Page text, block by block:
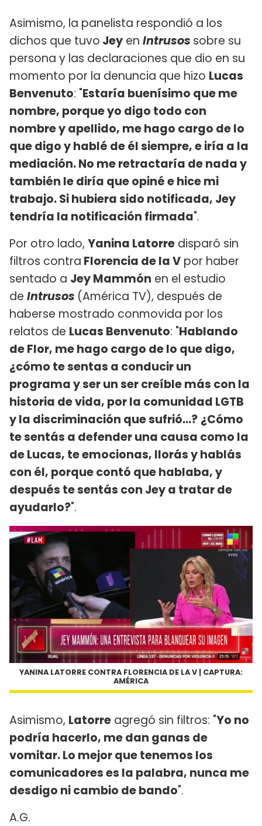
Asimismo, la panelista respondió a los
dichos que tuvo Jey en Intrusos sobre su
persona y las declaraciones que dio en su
momento por la denuncia que hizo Lucas
Benvenuto: "Estaría buenísimo que me
nombre, porque yo digo todo con
nombre y apellido, me hago cargo de lo
que digo y hablé de él siempre, e iría a la
mediación. No me retractaría de nada y
también le diría que opiné e hice mi
trabajo. Si hubiera sido notificada, Jey
tendría la notificación firmada".
Por otro lado, Yanina Latorre disparó sin
filtros contra Florencia de la V por haber
sentado a Jey Mammón en el estudio
de Intrusos (América TV), después de
haberse mostrado conmovida por los
relatos de Lucas Benvenuto: "Hablando
de Flor, me hago cargo de lo que digo,
¿cómo te sentas a conducir un
programa y ser un ser creíble más con la
historia de vida, por la comunidad LGTB
y la discriminación que sufrió...? ¿Cómo
te sentás a defender una causa como la
de Lucas, te emocionas, llorás y hablás
con él, porque contó que hablaba, y
después te sentás con Jey a tratar de
ayudarlo?".
YANINA LATORRE CONTRA FLORENCIA DE LA V | CAPTURA:
AMÉRICA
Asimismo, Latorre agregó sin filtros: "Yo no
podría hacerlo, me dan ganas de
vomitar. Lo mejor que tenemos los
comunicadores es la palabra, nunca me
desdigo ni cambio de bando".
A.G.